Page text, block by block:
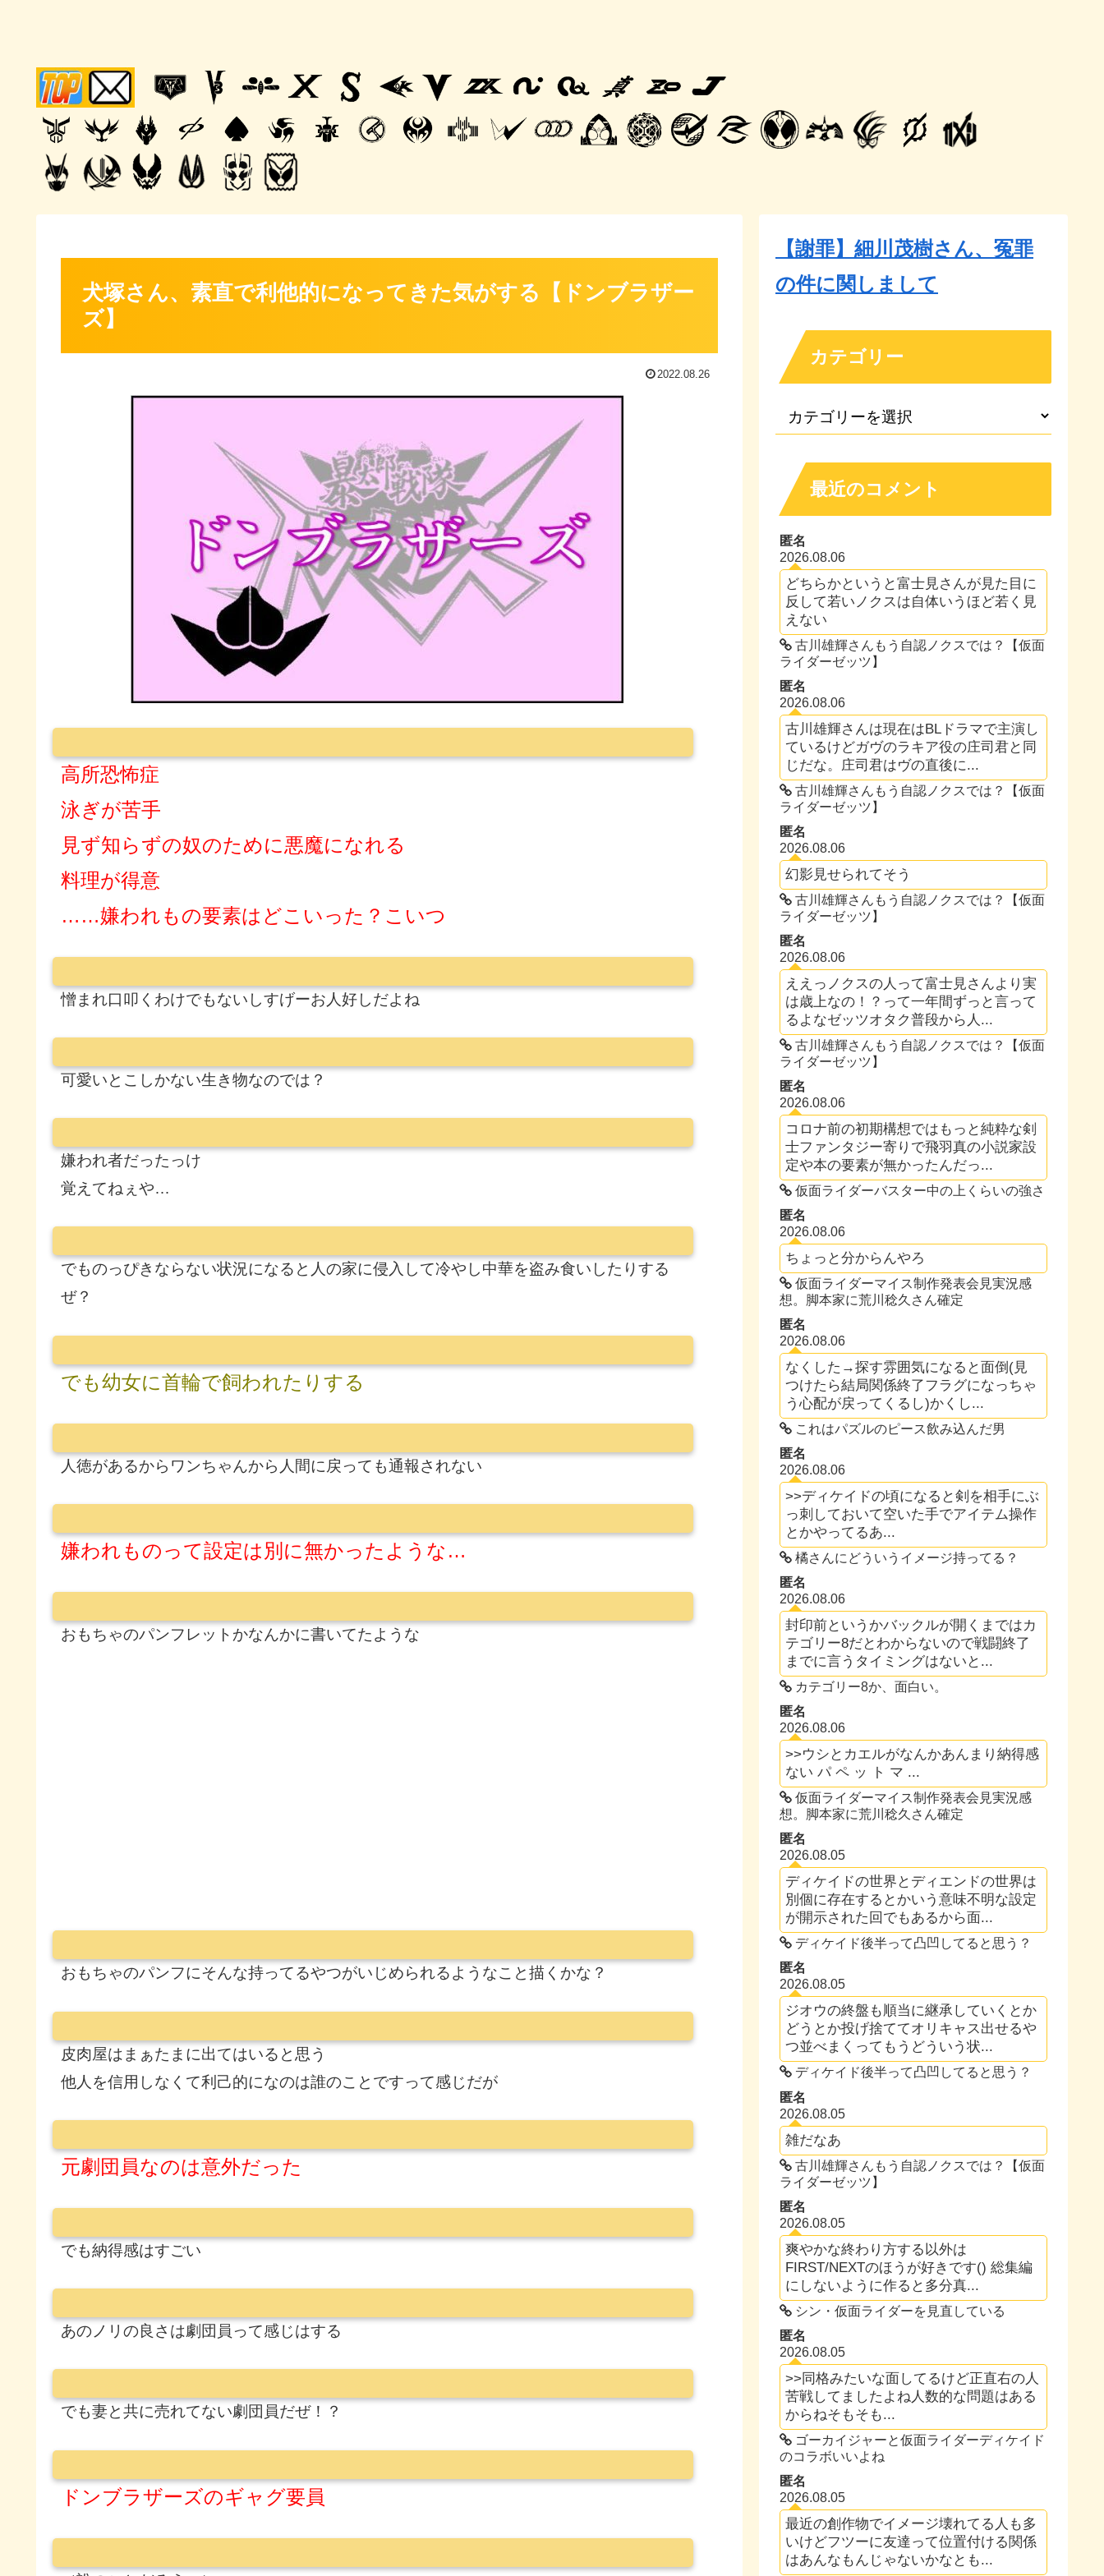
犬塚さん、素直で利他的になってきた気がする【ドンブラザー
ズ】
2022.08.26
高所恐怖症
泳ぎが苦手
見ず知らずの奴のために悪魔になれる
料理が得意
……嫌われもの要素はどこいった？こいつ
憎まれ口叩くわけでもないしすげーお人好しだよね
可愛いとこしかない生き物なのでは？
嫌われ者だったっけ
覚えてねぇや…
でものっぴきならない状況になると人の家に侵入して冷やし中華を盗み食いしたりする
ぜ？
でも幼女に首輪で飼われたりする
人徳があるからワンちゃんから人間に戻っても通報されない
嫌われものって設定は別に無かったような…
おもちゃのパンフレットかなんかに書いてたような
おもちゃのパンフにそんな持ってるやつがいじめられるようなこと描くかな？
皮肉屋はまぁたまに出てはいると思う
他人を信用しなくて利己的になのは誰のことですって感じだが
元劇団員なのは意外だった
でも納得感はすごい
あのノリの良さは劇団員って感じはする
でも妻と共に売れてない劇団員だぜ！？
ドンブラザーズのギャグ要員
【謝罪】細川茂樹さん、冤罪
の件に関しまして
カテゴリー
最近のコメント
匿名
2026.08.06
どちらかというと富士見さんが見た目に
反して若いノクスは自体いうほど若く見
えない
古川雄輝さんもう自認ノクスでは？【仮面
ライダーゼッツ】
匿名
2026.08.06
古川雄輝さんは現在はBLドラマで主演し
ているけどガヴのラキア役の庄司君と同
じだな。庄司君はヴの直後に...
古川雄輝さんもう自認ノクスでは？【仮面
ライダーゼッツ】
匿名
2026.08.06
幻影見せられてそう
古川雄輝さんもう自認ノクスでは？【仮面
ライダーゼッツ】
匿名
2026.08.06
ええっノクスの人って富士見さんより実
は歳上なの！？って一年間ずっと言って
るよなゼッツオタク普段から人...
古川雄輝さんもう自認ノクスでは？【仮面
ライダーゼッツ】
匿名
2026.08.06
コロナ前の初期構想ではもっと純粋な剣
士ファンタジー寄りで飛羽真の小説家設
定や本の要素が無かったんだっ...
仮面ライダーバスター中の上くらいの強さ
匿名
2026.08.06
ちょっと分からんやろ
仮面ライダーマイス制作発表会見実況感
想。脚本家に荒川稔久さん確定
匿名
2026.08.06
なくした→探す雰囲気になると面倒(見
つけたら結局関係終了フラグになっちゃ
う心配が戻ってくるし)かくし...
これはパズルのピース飲み込んだ男
匿名
2026.08.06
>>ディケイドの頃になると剣を相手にぶ
っ刺しておいて空いた手でアイテム操作
とかやってるあ...
橘さんにどういうイメージ持ってる？
匿名
2026.08.06
封印前というかバックルが開くまではカ
テゴリー8だとわからないので戦闘終了
までに言うタイミングはないと...
カテゴリー8か、面白い。
匿名
2026.08.06
>>ウシとカエルがなんかあんまり納得感
ない パ ペ ッ ト マ ...
仮面ライダーマイス制作発表会見実況感
想。脚本家に荒川稔久さん確定
匿名
2026.08.05
ディケイドの世界とディエンドの世界は
別個に存在するとかいう意味不明な設定
が開示された回でもあるから面...
ディケイド後半って凸凹してると思う？
匿名
2026.08.05
ジオウの終盤も順当に継承していくとか
どうとか投げ捨ててオリキャス出せるや
つ並べまくってもうどういう状...
ディケイド後半って凸凹してると思う？
匿名
2026.08.05
雑だなあ
古川雄輝さんもう自認ノクスでは？【仮面
ライダーゼッツ】
匿名
2026.08.05
爽やかな終わり方する以外は
FIRST/NEXTのほうが好きです() 総集編
にしないように作ると多分真...
シン・仮面ライダーを見直している
匿名
2026.08.05
>>同格みたいな面してるけど正直右の人
苦戦してましたよね人数的な問題はある
からねそもそも...
ゴーカイジャーと仮面ライダーディケイド
のコラボいいよね
匿名
2026.08.05
最近の創作物でイメージ壊れてる人も多
いけどフツーに友達って位置付ける関係
はあんなもんじゃないかなとも...